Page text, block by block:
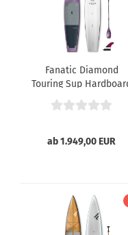
Fanatic Diamond
Touring Sup
12.6
ab 1.949,00 EUR